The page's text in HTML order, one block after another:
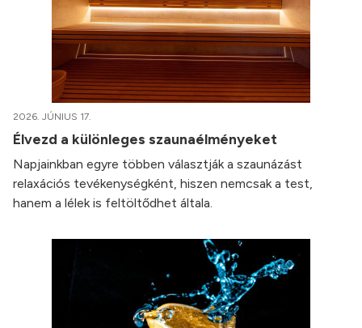
2026. JÚNIUS 17.
Élvezd a különleges szaunaélményeket
Napjainkban egyre többen választják a szaunázást
relaxációs tevékenységként, hiszen nemcsak a test,
hanem a lélek is feltöltődhet általa.